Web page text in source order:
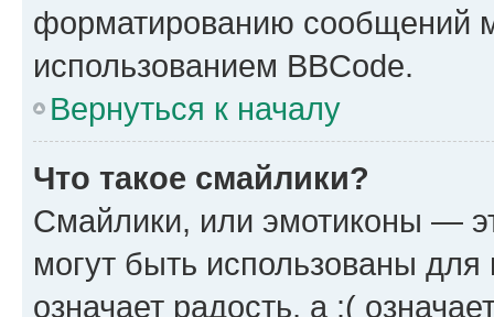
форматированию сообщений
использованием BBCode.
Вернуться к началу
Что такое смайлики?
Смайлики, или эмотиконы —
могут быть использованы
означает радость, а :(